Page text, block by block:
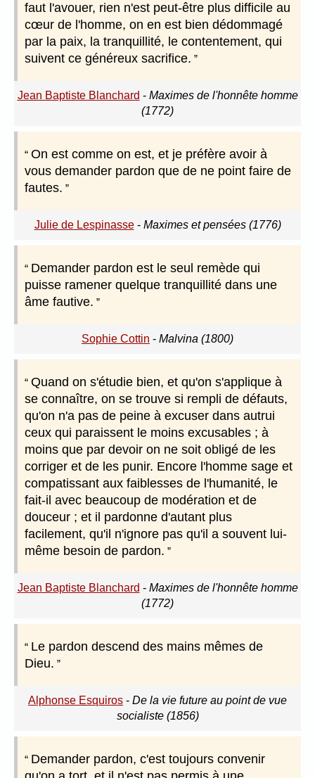
faut l'avouer, rien n'est peut-être plus difficile au
cœur de l'homme, on en est bien dédommagé
par la paix, la tranquillité, le contentement, qui
suivent ce généreux sacrifice.
Jean Baptiste Blanchard - Maximes de l'honnête homme
(1772)
On est comme on est, et je préfère avoir à
vous demander pardon que de ne point faire de
fautes.
Julie de Lespinasse- Maximes et pensées (1776)
Demander pardon est le seul remède qui
puisse ramener quelque tranquillité dans une
âme fautive.
Sophie Cottin - Malvina (1800)
Quand on s'étudie bien, et qu'on s'applique à
se connaître, on se trouve si rempli de défauts,
qu'on n'a pas de peine à excuser dans autrui
ceux qui paraissent le moins excusables ; à
moins que par devoir on ne soit obligé de les
corriger et de les punir. Encore l'homme sage et
compatissant aux faiblesses de l'humanité, le
fait-il avec beaucoup de modération et de
douceur ; et il pardonne d'autant plus
facilement, qu'il n'ignore pas qu'il a souvent lui-
même besoin de pardon.
Jean Baptiste Blanchard - Maximes de l'honnête homme
(1772)
Le pardon descend des mains mêmes de
Dieu.
Alphonse Esquiros - De la vie future au point de vue
socialiste (1856)
Demander pardon, c'est toujours convenir